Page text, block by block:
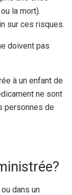
la mort).
sur ces risques.
doivent pas
à un enfant de
ne sont
personnes de
dans un